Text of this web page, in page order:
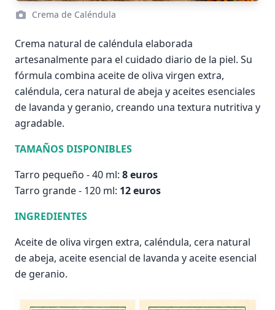
Crema de Caléndula
Crema natural de caléndula elaborada
artesanalmente para el cuidado diario de la piel. Su
fórmula combina aceite de oliva virgen extra,
caléndula, cera natural de abeja y aceites esenciales
de lavanda y geranio, creando una textura nutritiva y
agradable.
TAMAÑOS DISPONIBLES
Tarro pequeño - 40 ml: 8 euros
Tarro grande - 120 ml: 12 euros
INGREDIENTES
Aceite de oliva virgen extra, caléndula, cera natural
de abeja, aceite esencial de lavanda y aceite esencial
de geranio.